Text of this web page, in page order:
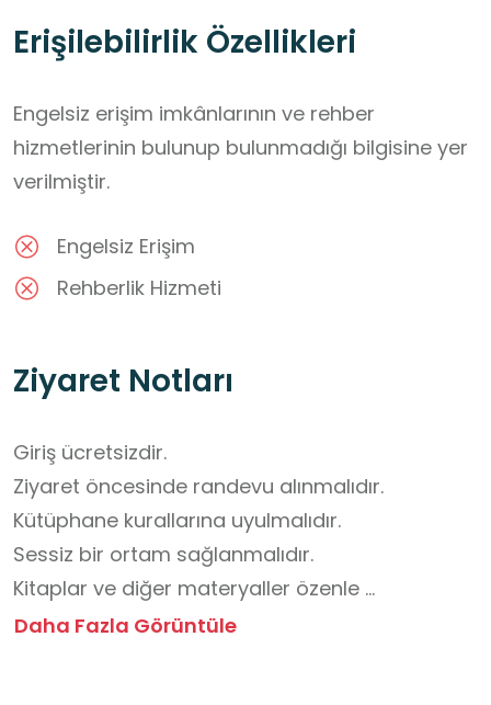
Erişilebilirlik Özellikleri
Engelsiz erişim imkânlarının ve rehber
hizmetlerinin bulunup bulunmadığı bilgisine yer
verilmiştir.
Engelsiz Erişim
Rehberlik Hizmeti
Ziyaret Notları
Giriş ücretsizdir.
Ziyaret öncesinde randevu alınmalıdır.
Kütüphane kurallarına uyulmalıdır.
Sessiz bir ortam sağlanmalıdır.
Kitaplar ve diğer materyaller özenle
kullanılmalıdır.
Daha Fazla Görüntüle